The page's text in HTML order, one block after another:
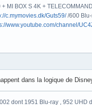
MI BOX S 4K +
c.mymovies.dk/Guts59//600 Blu-
www.youtube.com/channel/
dans la logique de
dont 1951 Blu-ray , 952 UHD